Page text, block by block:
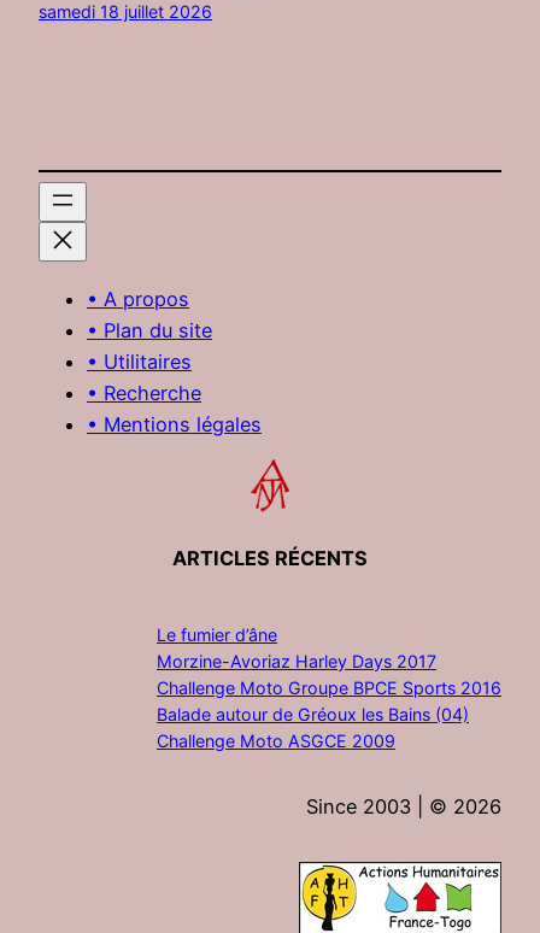
samedi 18 juillet 2026
• A propos
• Plan du site
• Utilitaires
• Recherche
• Mentions légales
ARTICLES RÉCENTS
Le fumier d’âne
Morzine-Avoriaz Harley Days 2017
Challenge Moto Groupe BPCE Sports 2016
Balade autour de Gréoux les Bains (04)
Challenge Moto ASGCE 2009
Since 2003 | © 2026